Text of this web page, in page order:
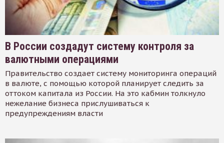
В России создадут систему контроля за
валютными операциями
Правительство создает систему мониторинга операций
в валюте, с помощью которой планирует следить за
оттоком капитала из России. На это кабмин толкнуло
нежелание бизнеса прислушиваться к
предупреждениям власти